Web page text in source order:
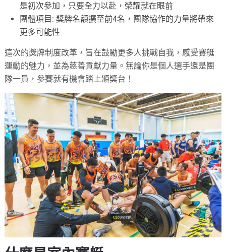
是初次參加，只要全力以赴，榮耀就在眼前
團體項目: 獎牌名額擴至前4名，團隊協作的力量將帶來
更多可能性
這次的獎牌制度改革，旨在鼓勵更多人挑戰自我，感受賽艇
運動的魅力，並為慈善貢獻力量。無論你是個人選手還是團
隊一員，參賽就有機會踏上頒獎台！